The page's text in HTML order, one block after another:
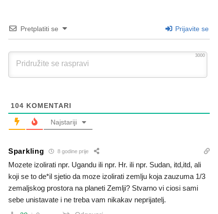
Pretplatiti se Prijavite se
3000
104 KOMENTARI
Najstariji
Sparkling 8 godine prije
Mozete izolirati npr. Ugandu ili npr. Hr. ili npr. Sudan, itd,itd, ali
koji se to de*il sjetio da moze izolirati zemlju koja zauzuma 1/3
zemaljskog prostora na planeti Zemlji? Stvarno vi ciosi sami
sebe unistavate i ne treba vam nikakav neprijatelj.